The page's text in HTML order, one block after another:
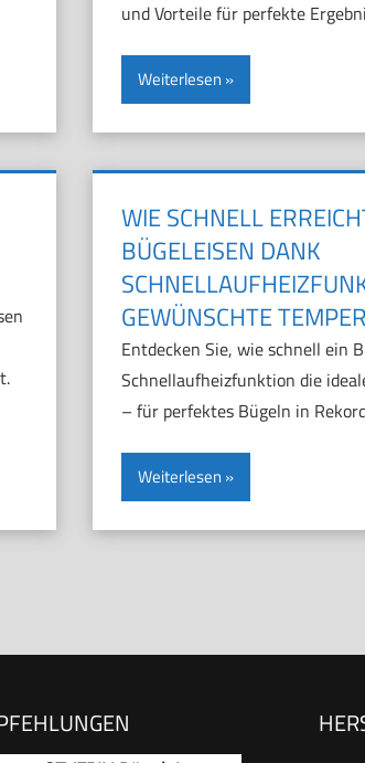
und Vorteile für perfekte
Weiterlesen
WIE SCHNELL
BÜGELEISEN DANK
GEWÜNSCHTE
Entdecken Sie, wie schnell ein
Schnellaufheizfunktion die
– für perfektes Bügeln in
Weiterlesen